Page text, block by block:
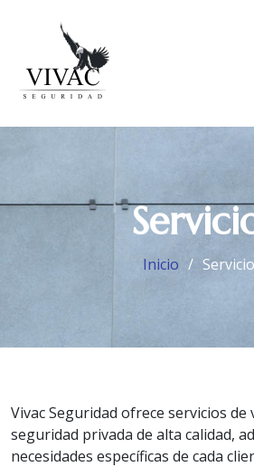
Inicio
Vivac Seguridad ofrece servicios de
seguridad privada de alta calidad,
necesidades específicas de cada